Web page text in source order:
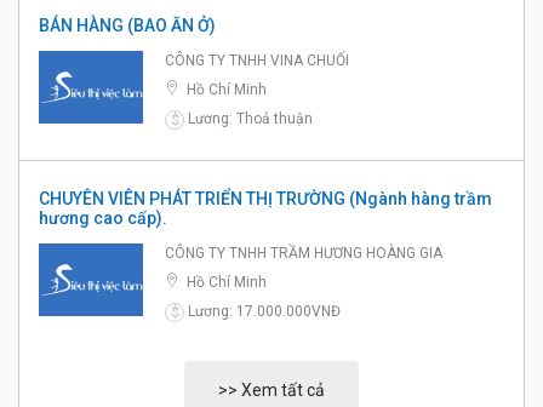
BÁN HÀNG (BAO ĂN Ở)
CÔNG TY TNHH VINA CHUỐI
Hồ Chí Minh
$
Lương: Thoả thuận
CHUYÊN VIÊN PHÁT TRIỂN THỊ TRƯỜNG (Ngành hàng trầm
hương cao cấp).
CÔNG TY TNHH TRẦM HƯƠNG HOÀNG GIA
Hồ Chí Minh
$
Lương: 17.000.000VNĐ
>> Xem tất cả